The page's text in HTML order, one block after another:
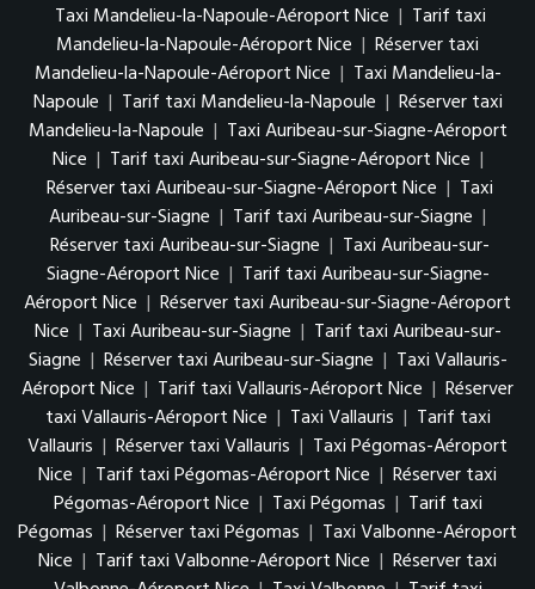
Taxi Mandelieu-la-Napoule-Aéroport Nice | Tarif taxi
Mandelieu-la-Napoule-Aéroport Nice | Réserver taxi
Mandelieu-la-Napoule-Aéroport Nice | Taxi Mandelieu-la-
Napoule | Tarif taxi Mandelieu-la-Napoule | Réserver taxi
Mandelieu-la-Napoule | Taxi Auribeau-sur-Siagne-Aéroport
Nice | Tarif taxi Auribeau-sur-Siagne-Aéroport Nice |
Réserver taxi Auribeau-sur-Siagne-Aéroport Nice | Taxi
Auribeau-sur-Siagne | Tarif taxi Auribeau-sur-Siagne |
Réserver taxi Auribeau-sur-Siagne | Taxi Auribeau-sur-
Siagne-Aéroport Nice | Tarif taxi Auribeau-sur-Siagne-
Aéroport Nice | Réserver taxi Auribeau-sur-Siagne-Aéroport
Nice | Taxi Auribeau-sur-Siagne | Tarif taxi Auribeau-sur-
Siagne | Réserver taxi Auribeau-sur-Siagne | Taxi Vallauris-
Aéroport Nice | Tarif taxi Vallauris-Aéroport Nice | Réserver
taxi Vallauris-Aéroport Nice | Taxi Vallauris | Tarif taxi
Vallauris | Réserver taxi Vallauris | Taxi Pégomas-Aéroport
Nice | Tarif taxi Pégomas-Aéroport Nice | Réserver taxi
Pégomas-Aéroport Nice | Taxi Pégomas | Tarif taxi
Pégomas | Réserver taxi Pégomas | Taxi Valbonne-Aéroport
Nice | Tarif taxi Valbonne-Aéroport Nice | Réserver taxi